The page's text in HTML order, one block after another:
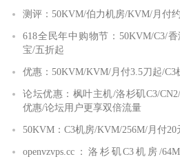
测评：50KVM/伯力机房/KVM/月付
618全民年中购物节：50KVM/C3/
宝/五折起
优惠：50KVM/KVM/月付3.5刀起/
论坛优惠：枫叶主机/洛杉矶C3/
优惠/论坛用户更享双倍流量
50KVM：C3机房/KVM/256M/月付
openvzvps.cc：洛杉矶C3机房/